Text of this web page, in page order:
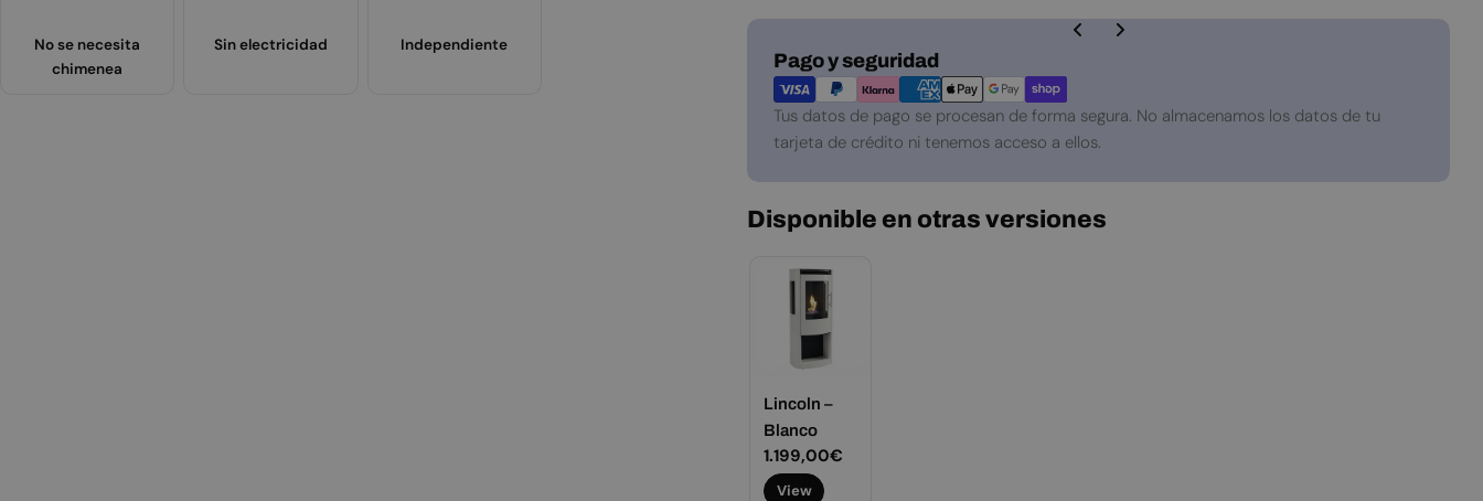
No se necesita
chimenea
Sin electricidad Independiente
Pago y seguridad
Métodos
de
pago
Tus datos de pago se procesan de forma segura. No almacenamos los datos de tu
tarjeta de crédito ni tenemos acceso a ellos.
Disponible en otras versiones
Lincoln –
Blanco
Precio
habitual
1.199,00€
View